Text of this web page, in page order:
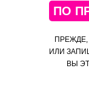
Telegram
Яндекс Коллекции
ПО
ИЛИ
ВЫ